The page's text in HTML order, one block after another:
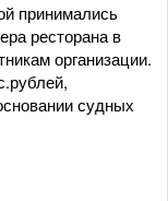
принимались
ресторана в
организации.
судных